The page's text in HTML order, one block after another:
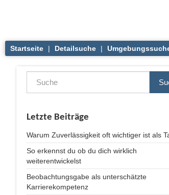
Startseite | Detailsuche |
Letzte Beiträge
Warum Zuverlässigkeit oft wichtiger ist als
So erkennst du ob du dich wirklich
weiterentwickelst
Beobachtungsgabe als unterschätzte
Karrierekompetenz